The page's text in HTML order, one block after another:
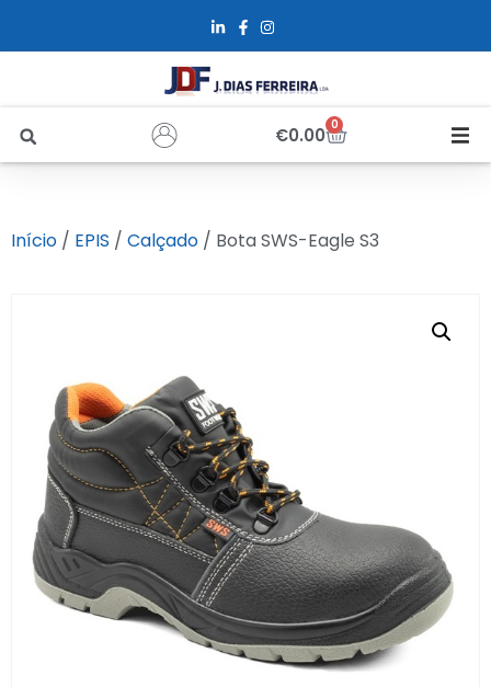
€0.00 0
Sobre Nós
Recrutamento
Contactos
Entrar / Registar
Início / EPIS / Calçado / Bota SWS-Eagle S3